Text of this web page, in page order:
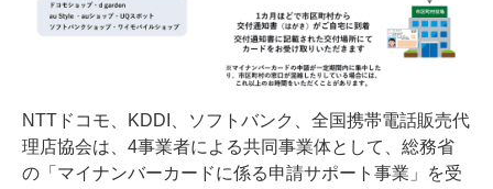
NTTドコモ、KDDI、ソフトバンク、全国携帯電話販売代
理店協会は、4事業者による共同事業体として、総務省
の「マイナンバーカードに係る申請サポート事業」を受